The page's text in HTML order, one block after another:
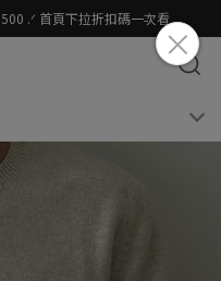
.ᐟ 首頁下拉折扣碼一次看